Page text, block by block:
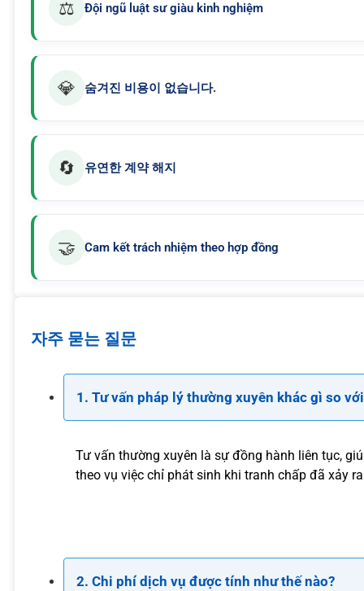
⚖️ Đội ngũ luật sư giàu kinh nghiệm
💎 숨겨진 비용이 없습니다.
🔄 유연한 계약 해지
🤝 Cam kết trách nhiệm theo hợp đồng
자주 묻는 질문
1. Tư vấn pháp lý thường xuyên khác gì so
Tư vấn thường xuyên là sự đồng hành liên tục,
theo vụ việc chỉ phát sinh khi tranh chấp đã xảy
2. Chi phí dịch vụ được tính như thế nào?